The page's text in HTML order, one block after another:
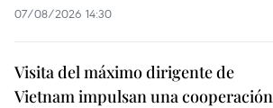
07/08/2026 14:30
Visita del máximo dirigente de
Vietnam impulsan una cooperación